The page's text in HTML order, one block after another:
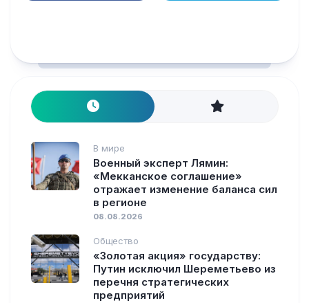
В мире
Военный эксперт Лямин:
«Мекканское соглашение»
отражает изменение баланса сил
в регионе
08.08.2026
Общество
«Золотая акция» государству:
Путин исключил Шереметьево из
перечня стратегических
предприятий